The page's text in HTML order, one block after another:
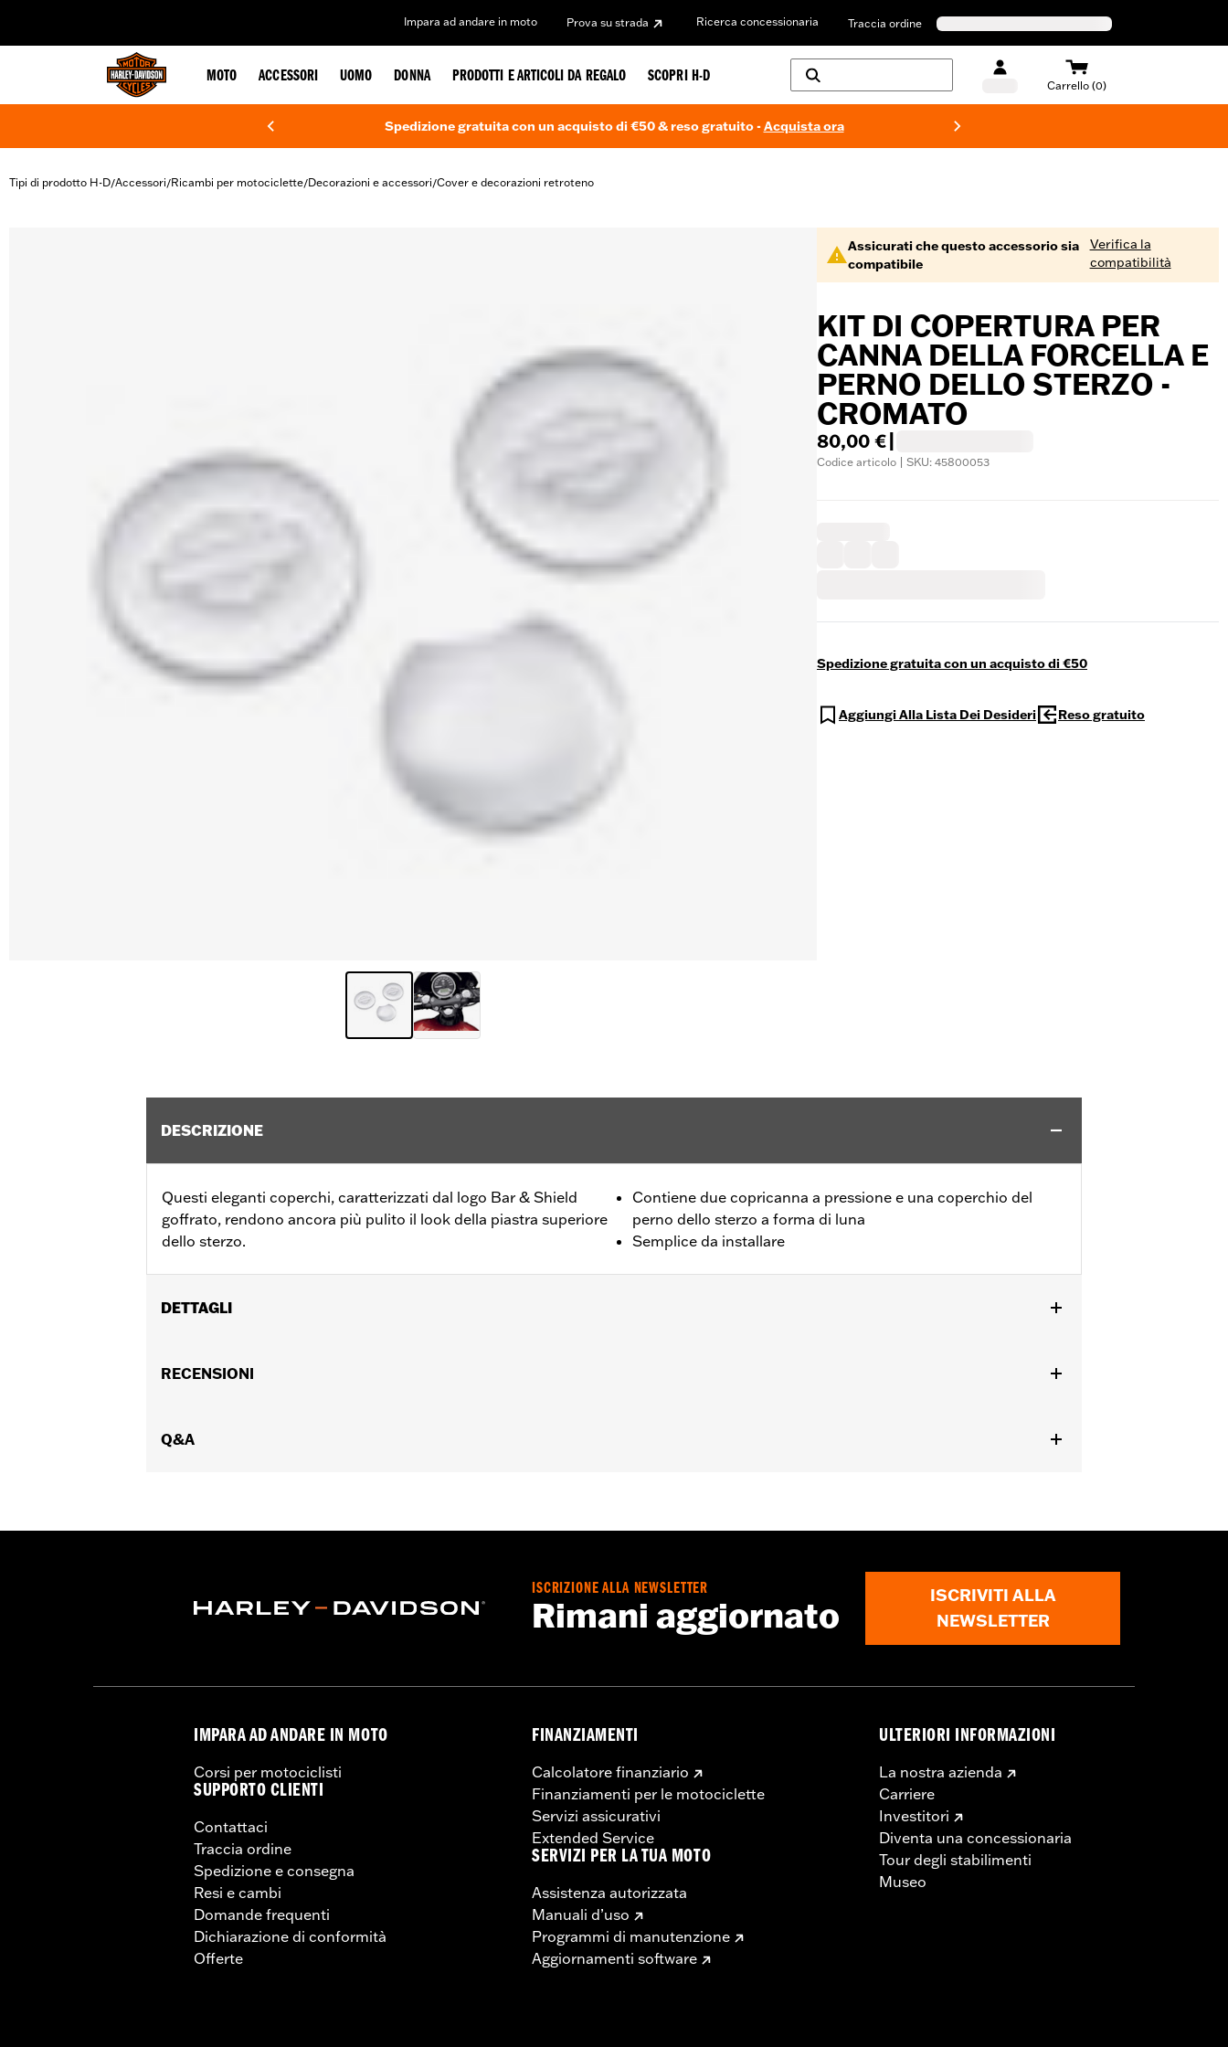
Impara ad andare in moto Prova su strada Ricerca concessionaria Traccia ordine
MOTO ACCESSORI UOMO DONNA PRODOTTI E ARTICOLI DA REGALO SCOPRI H-D
Carrello (0)
Spedizione gratuita con un acquisto di €50 & reso gratuito -Acquista ora
Tipi di prodotto H-D/Accessori/Ricambi per motociclette/Decorazioni e accessori/Cover e decorazioni retroteno
Assicurati che questo accessorio sia
compatibile
Verifica la
compatibilità
KIT DI COPERTURA PER
CANNA DELLA FORCELLA E
PERNO DELLO STERZO -
CROMATO
80,00 €
Codice articolo | SKU: 45800053
Spedizione gratuita con un acquisto di €50
Aggiungi Alla Lista Dei Desideri Reso gratuito
DESCRIZIONE
Questi eleganti coperchi, caratterizzati dal logo Bar & Shield
goffrato, rendono ancora più pulito il look della piastra superiore
dello sterzo.
Contiene due copricanna a pressione e una coperchio del
perno dello sterzo a forma di luna
Semplice da installare
DETTAGLI
Istruzioni di installazione
RECENSIONI
Q&A
ISCRIZIONE ALLA NEWSLETTER
Rimani aggiornato
ISCRIVITI ALLA
NEWSLETTER
IMPARA AD ANDARE IN MOTO
Corsi per motociclisti
SUPPORTO CLIENTI
Contattaci
Traccia ordine
Spedizione e consegna
Resi e cambi
Domande frequenti
Dichiarazione di conformità
Offerte
FINANZIAMENTI
Calcolatore finanziario
Finanziamenti per le motociclette
Servizi assicurativi
Extended Service
SERVIZI PER LA TUA MOTO
Assistenza autorizzata
Manuali d’uso
Programmi di manutenzione
Aggiornamenti software
ULTERIORI INFORMAZIONI
La nostra azienda
Carriere
Investitori
Diventa una concessionaria
Tour degli stabilimenti
Museo